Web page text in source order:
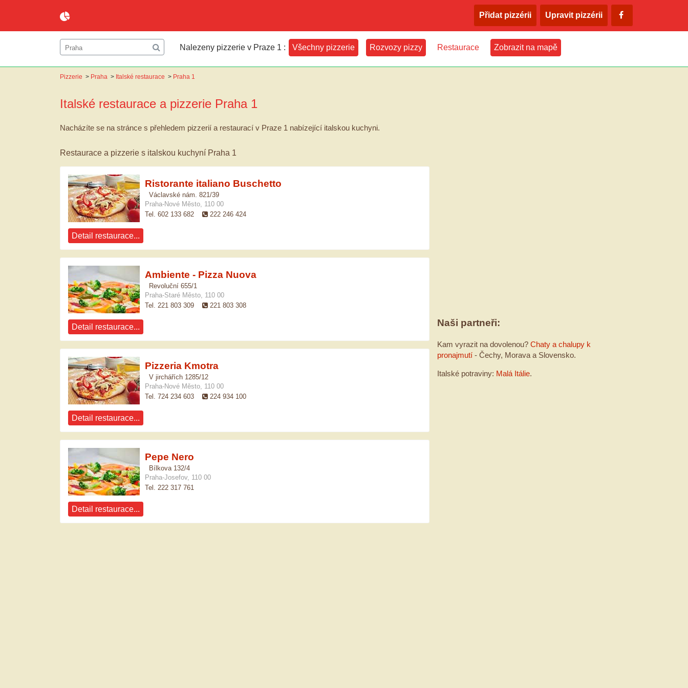
Přidat pizzérii Upravit pizzérii
Nalezeny pizzerie v Praze 1 : Všechny pizzerie Rozvozy pizzy Restaurace Zobrazit na mapě
Pizzerie > Praha > Italské restaurace > Praha 1
Italské restaurace a pizzerie Praha 1
Nacházíte se na stránce s přehledem pizzerií a restaurací v Praze 1 nabízející italskou kuchyni.
Restaurace a pizzerie s italskou kuchyní Praha 1
Ristorante italiano Buschetto
Václavské nám. 821/39
Praha-Nové Město, 110 00
Tel. 602 133 682
222 246 424
Detail restaurace...
Ambiente - Pizza Nuova
Revoluční 655/1
Praha-Staré Město, 110 00
Tel. 221 803 309
221 803 308
Detail restaurace...
Pizzeria Kmotra
V jirchářích 1285/12
Praha-Nové Město, 110 00
Tel. 724 234 603
224 934 100
Detail restaurace...
Pepe Nero
Bílkova 132/4
Praha-Josefov, 110 00
Tel. 222 317 761
Detail restaurace...
Naši partneři:
Kam vyrazit na dovolenou?Chaty a chalupy k
pronajmutí - Čechy, Morava a Slovensko.
Italské potraviny: Malá Itálie.